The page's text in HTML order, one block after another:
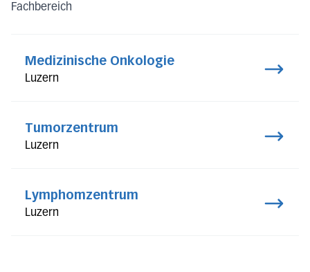
Fachbereich
Medizinische Onkologie
Luzern
Tumorzentrum
Luzern
Lymphomzentrum
Luzern